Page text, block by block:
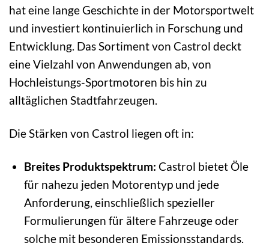
hat eine lange Geschichte in der Motorsportwelt
und investiert kontinuierlich in Forschung und
Entwicklung. Das Sortiment von Castrol deckt
eine Vielzahl von Anwendungen ab, von
Hochleistungs-Sportmotoren bis hin zu
alltäglichen Stadtfahrzeugen.
Die Stärken von Castrol liegen oft in:
Breites Produktspektrum: Castrol bietet Öle
für nahezu jeden Motorentyp und jede
Anforderung, einschließlich spezieller
Formulierungen für ältere Fahrzeuge oder
solche mit besonderen Emissionsstandards.